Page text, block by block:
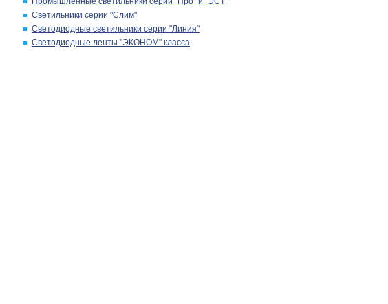
Светильники серии "Слим"
Светодиодные светильники серии "Линия"
Светодиодные ленты "ЭКОНОМ" класса